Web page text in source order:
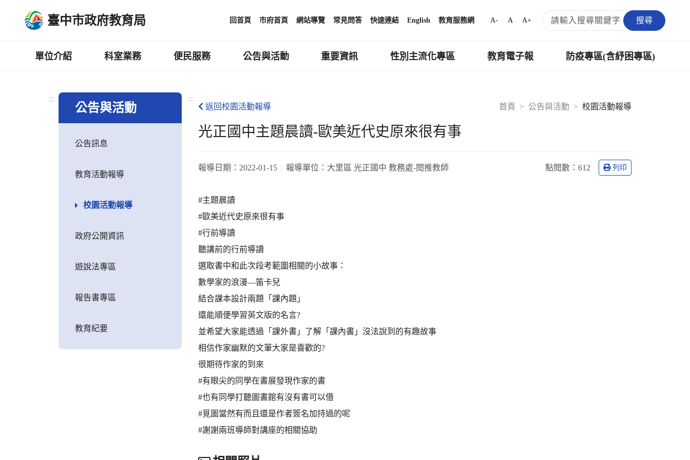
臺中市政府教育局 回首頁 市府首頁 網站導覽 常見問答 快速連結 English 教育服務網 A- A A+ 搜尋
單位介紹 科室業務 便民服務 公告與活動 重要資訊 性別主流化專區 教育電子報 防疫專區(含紓困專區)
:::
公告與活動
公告訊息
教育活動報導
校園活動報導
政府公開資訊
遊說法專區
報告書專區
教育紀要
:::
首頁
公告與活動 校園活動報導
返回校園活動報導
光正國中主題晨讀-歐美近代史原來很有事
報導日期： 2022-01-15 報導單位： 大里區 光正國中 教務處-閱推教師 點閱數： 612 列印
#主題晨讀
#歐美近代史原來很有事
#行前導讀
聽講前的行前導讀
選取書中和此次段考範圍相關的小故事：
數學家的浪漫—笛卡兒
結合課本設計兩題「課內題」
還能順便學習英文版的名言?
並希望大家能透過「課外書」了解「課內書」沒法說到的有趣故事
相信作家幽默的文筆大家是喜歡的?
很期待作家的到來
#有眼尖的同學在書展發現作家的書
#也有同學打聽圖書館有沒有書可以借
#覓圖當然有而且還是作者簽名加持過的呢
#謝謝兩班導師對講座的相關協助